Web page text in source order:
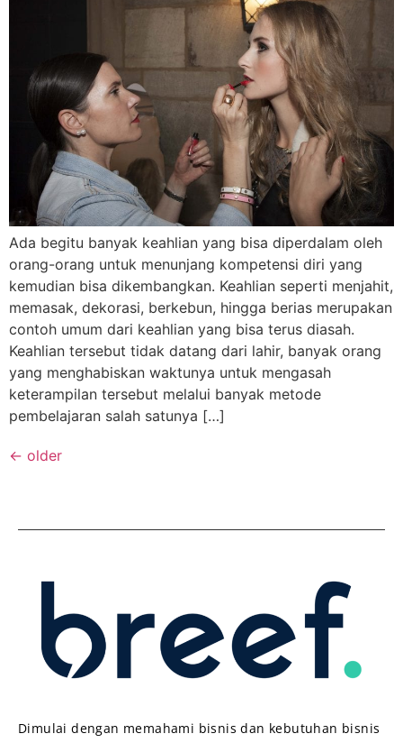
Ada begitu banyak keahlian yang bisa diperdalam oleh
orang-orang untuk menunjang kompetensi diri yang
kemudian bisa dikembangkan. Keahlian seperti menjahit,
memasak, dekorasi, berkebun, hingga berias merupakan
contoh umum dari keahlian yang bisa terus diasah.
Keahlian tersebut tidak datang dari lahir, banyak orang
yang menghabiskan waktunya untuk mengasah
keterampilan tersebut melalui banyak metode
pembelajaran salah satunya […]
← older
Dimulai dengan memahami bisnis dan kebutuhan bisnis